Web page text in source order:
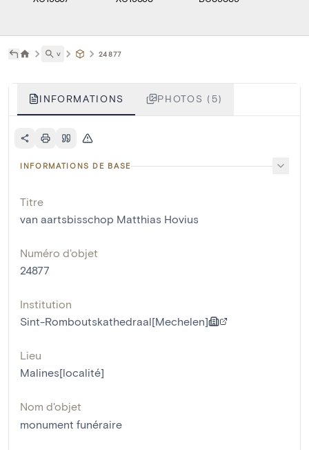
˅ 24877
INFORMATIONS PHOTOS (5)
INFORMATIONS DE BASE
Titre
van aartsbisschop Matthias Hovius
Numéro d'objet
24877
Institution
Sint-Romboutskathedraal[Mechelen]
Lieu
Malines[localité]
Nom d'objet
monument funéraire